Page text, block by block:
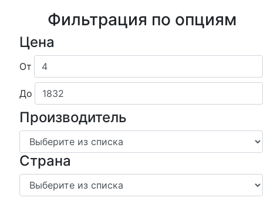
Фильтрация по опциям
Цена
От
До
Производитель
Страна